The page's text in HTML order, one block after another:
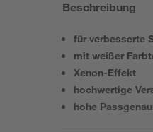
Beschreibung
für verbesserte
mit weißer
Xenon-Effekt
hochwertige
hohe